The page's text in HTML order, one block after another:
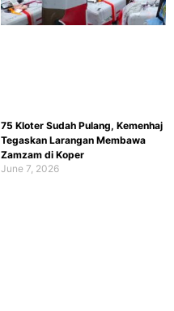
75 Kloter Sudah Pulang, Kemenhaj
Tegaskan Larangan Membawa
Zamzam di Koper
June 7, 2026